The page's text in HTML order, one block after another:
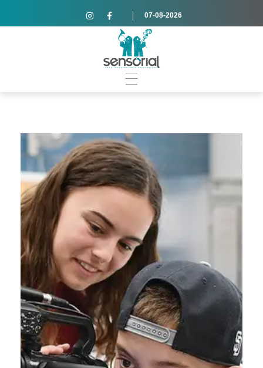
07-08-2026